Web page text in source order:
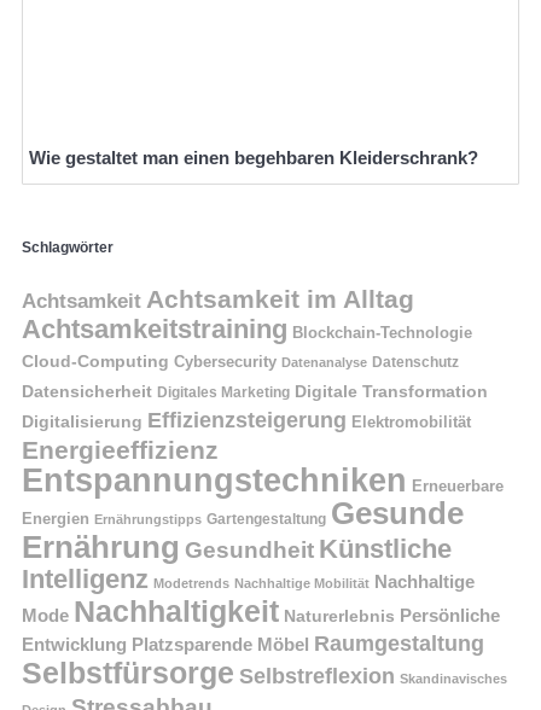
Wie gestaltet man einen begehbaren Kleiderschrank?
Schlagwörter
Achtsamkeit Achtsamkeit im Alltag
Achtsamkeitstraining Blockchain-Technologie
Cloud-Computing Cybersecurity Datenanalyse Datenschutz
Datensicherheit Digitales Marketing Digitale Transformation
Digitalisierung Effizienzsteigerung Elektromobilität
Energieeffizienz
Entspannungstechniken Erneuerbare
Energien Ernährungstipps Gartengestaltung Gesunde
Ernährung Gesundheit Künstliche
Intelligenz Modetrends Nachhaltige Mobilität Nachhaltige
Mode Nachhaltigkeit Naturerlebnis Persönliche
Entwicklung Platzsparende Möbel Raumgestaltung
Selbstfürsorge Selbstreflexion Skandinavisches